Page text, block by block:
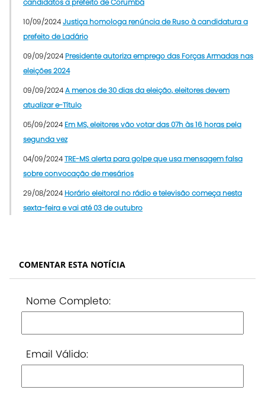
candidatos a prefeito de Corumbá
10/09/2024Justiça homologa renúncia de Ruso à candidatura a
prefeito de Ladário
09/09/2024 Presidente autoriza emprego das Forças Armadas nas
eleições 2024
09/09/2024A menos de 30 dias da eleição, eleitores devem
atualizar e-Título
05/09/2024 Em MS, eleitores vão votar das 07h às 16 horas pela
segunda vez
04/09/2024TRE-MS alerta para golpe que usa mensagem falsa
sobre convocação de mesários
29/08/2024 Horário eleitoral no rádio e televisão começa nesta
sexta-feira e vai até 03 de outubro
COMENTAR ESTA NOTÍCIA
Nome Completo:
Email Válido: